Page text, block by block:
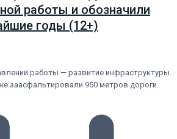
работы и обозначили
годы (12+)
работы — развитие инфраструктуры.
заасфальтировали 950 метров дороги.